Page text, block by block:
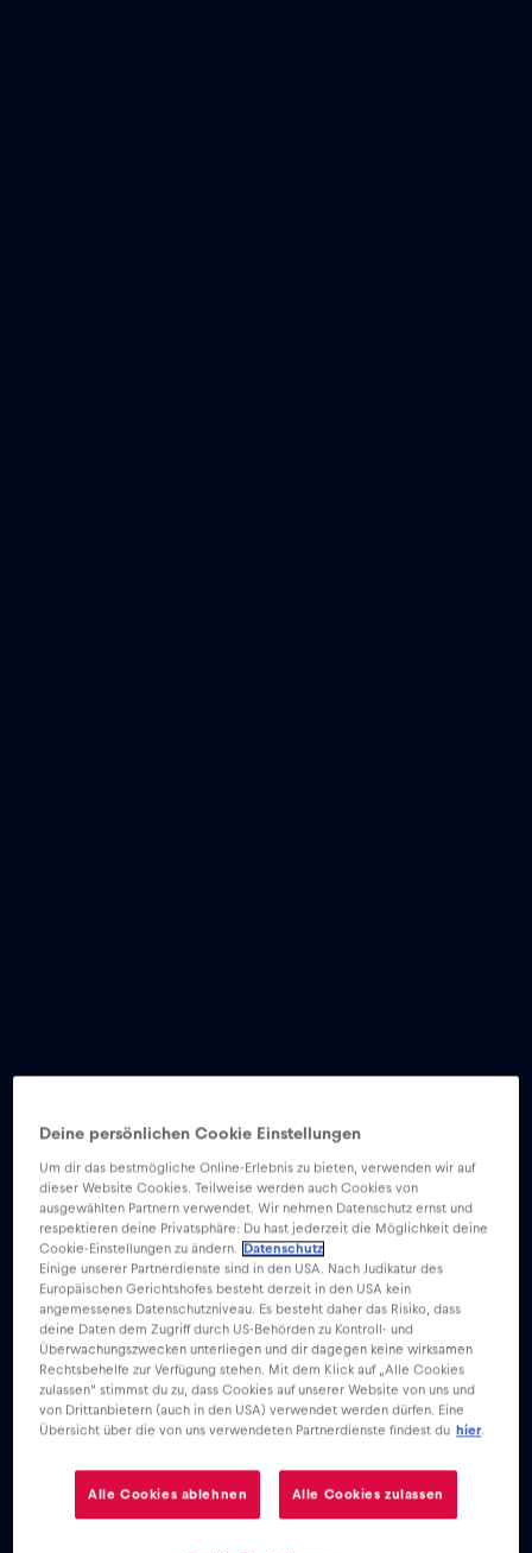
Deine persönlichen Cookie Einstellungen
Um dir das bestmögliche Online-Erlebnis zu bieten, verwenden wir auf
dieser Website Cookies. Teilweise werden auch Cookies von
ausgewählten Partnern verwendet. Wir nehmen Datenschutz ernst und
respektieren deine Privatsphäre: Du hast jederzeit die Möglichkeit deine
Cookie-Einstellungen zu ändern.
Datenschutz
Einige unserer Partnerdienste sind in den USA. Nach Judikatur des
Europäischen Gerichtshofes besteht derzeit in den USA kein
angemessenes Datenschutzniveau. Es besteht daher das Risiko, dass
deine Daten dem Zugriff durch US-Behörden zu Kontroll- und
Überwachungszwecken unterliegen und dir dagegen keine wirksamen
Rechtsbehelfe zur Verfügung stehen. Mit dem Klick auf „Alle Cookies
zulassen“ stimmst du zu, dass Cookies auf unserer Website von uns und
von Drittanbietern (auch in den USA) verwendet werden dürfen. Eine
Übersicht über die von uns verwendeten Partnerdienste findest du
hier.
Alle Cookies ablehnen Alle Cookies zulassen